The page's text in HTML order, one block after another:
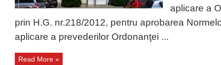
aplicare a
prin H.G. nr.218/2012, pentru aprobarea
aplicare a prevederilor Ordonanţei ...
Read More »